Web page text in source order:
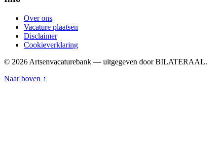
Over ons
Vacature plaatsen
Disclaimer
Cookieverklaring
© 2026 Artsenvacaturebank — uitgegeven door BILATERAAL.
Naar boven ↑